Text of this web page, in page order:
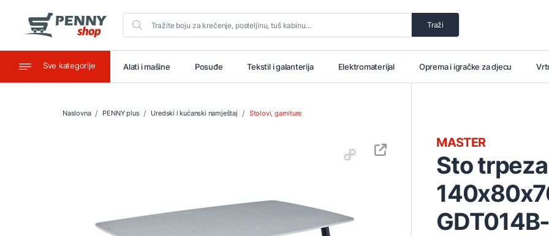
Traži
Sve kategorije
Ugostiteljstvo Alati i mašine Posuđe Tekstil i galanterija Elektromaterijal Oprema i igračke za djecu
Naslovna PENNY plus Uredski i kućanski namještaj Stolovi, garniture
Sto
MASTER